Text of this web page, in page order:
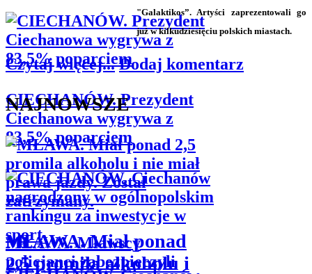
CIECHANÓW. Prezydent
Ciechanowa wygrywa z
83,5% poparciem
"Galaktikos”. Artyści zaprezentowali go
już w kilkudziesięciu polskich miastach.
Czytaj więcej... Dodaj komentarz
NAJNOWSZE
MŁAWA. Miał ponad
2,5 promila alkoholu i
MŁAWA. Mławscy
policjanci zabezpieczyli